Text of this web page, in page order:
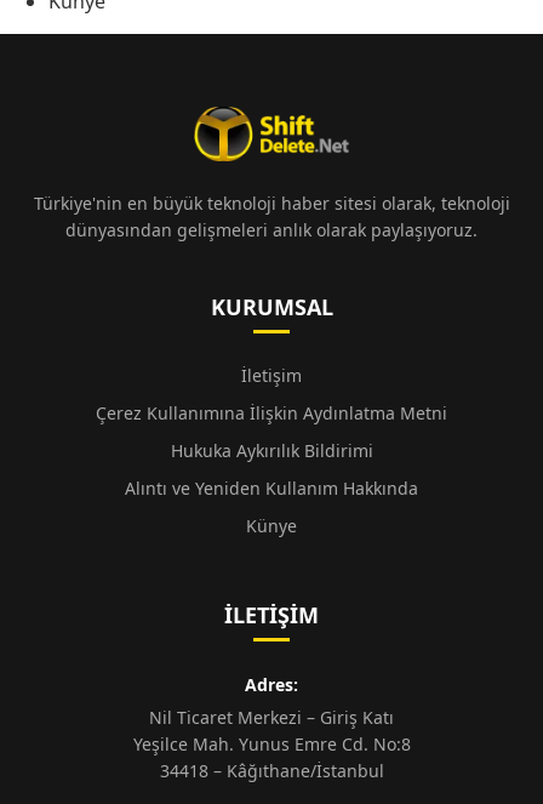
Türkiye'nin en büyük teknoloji haber sitesi olarak, teknoloji
dünyasından gelişmeleri anlık olarak paylaşıyoruz.
KURUMSAL
İletişim
Çerez Kullanımına İlişkin Aydınlatma Metni
Hukuka Aykırılık Bildirimi
Alıntı ve Yeniden Kullanım Hakkında
Künye
İLETIŞIM
Adres:
Nil Ticaret Merkezi – Giriş Katı
Yeşilce Mah. Yunus Emre Cd. No:8
34418 – Kâğıthane/İstanbul